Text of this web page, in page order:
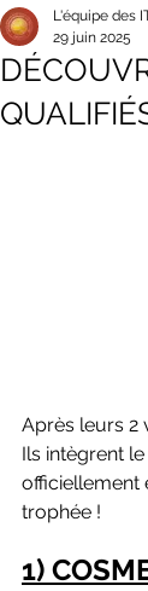
L'équipe des
29 juin 2025
Après leurs 2
Ils intègrent
officiellement
trophée !
1)